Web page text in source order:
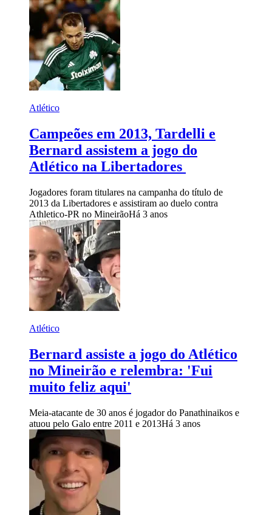
Atlético
Campeões em 2013, Tardelli e
Bernard assistem a jogo do
Atlético na Libertadores
Jogadores foram titulares na campanha do título de
2013 da Libertadores e assistiram ao duelo contra
Athletico-PR no MineirãoHá 3 anos
Atlético
Bernard assiste a jogo do Atlético
no Mineirão e relembra: 'Fui
muito feliz aqui'
Meia-atacante de 30 anos é jogador do Panathinaikos e
atuou pelo Galo entre 2011 e 2013Há 3 anos